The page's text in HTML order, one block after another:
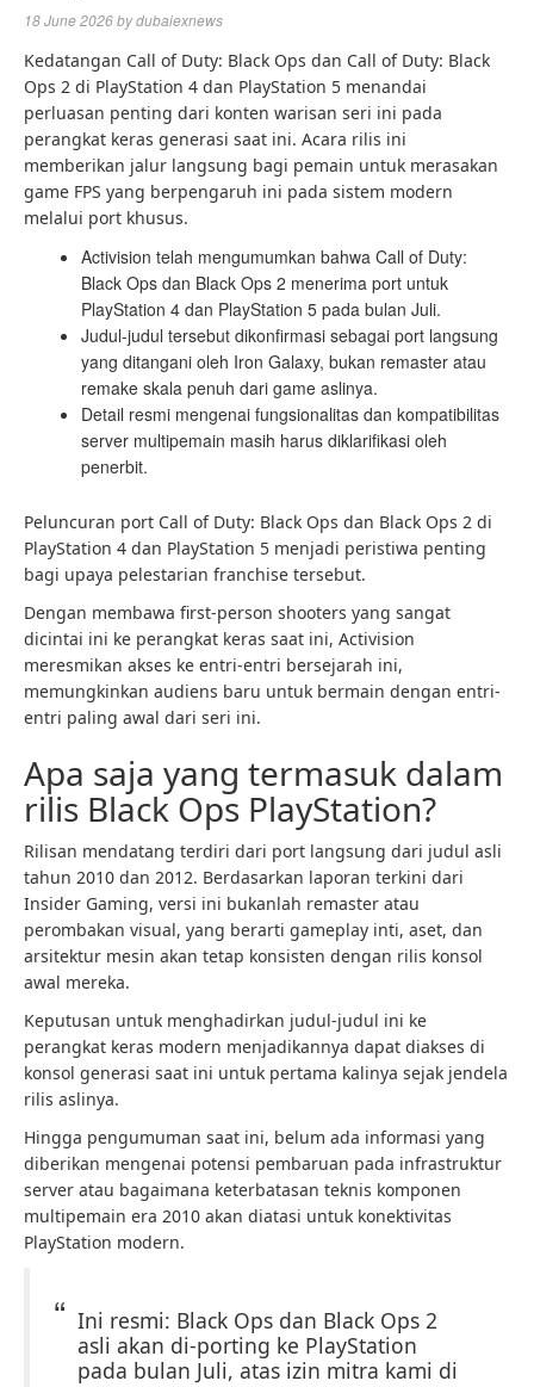
18 June 2026bydubaiexnews
Kedatangan Call of Duty: Black Ops dan Call of Duty: Black
Ops 2 di PlayStation 4 dan PlayStation 5 menandai
perluasan penting dari konten warisan seri ini pada
perangkat keras generasi saat ini. Acara rilis ini
memberikan jalur langsung bagi pemain untuk merasakan
game FPS yang berpengaruh ini pada sistem modern
melalui port khusus.
Activision telah mengumumkan bahwa Call of Duty:
Black Ops dan Black Ops 2 menerima port untuk
PlayStation 4 dan PlayStation 5 pada bulan Juli.
Judul-judul tersebut dikonfirmasi sebagai port langsung
yang ditangani oleh Iron Galaxy, bukan remaster atau
remake skala penuh dari game aslinya.
Detail resmi mengenai fungsionalitas dan kompatibilitas
server multipemain masih harus diklarifikasi oleh
penerbit.
Peluncuran port Call of Duty: Black Ops dan Black Ops 2 di
PlayStation 4 dan PlayStation 5 menjadi peristiwa penting
bagi upaya pelestarian franchise tersebut.
Dengan membawa first-person shooters yang sangat
dicintai ini ke perangkat keras saat ini, Activision
meresmikan akses ke entri-entri bersejarah ini,
memungkinkan audiens baru untuk bermain dengan entri-
entri paling awal dari seri ini.
Apa saja yang termasuk dalam
rilis Black Ops PlayStation?
Rilisan mendatang terdiri dari port langsung dari judul asli
tahun 2010 dan 2012. Berdasarkan laporan terkini dari
Insider Gaming, versi ini bukanlah remaster atau
perombakan visual, yang berarti gameplay inti, aset, dan
arsitektur mesin akan tetap konsisten dengan rilis konsol
awal mereka.
Keputusan untuk menghadirkan judul-judul ini ke
perangkat keras modern menjadikannya dapat diakses di
konsol generasi saat ini untuk pertama kalinya sejak jendela
rilis aslinya.
Hingga pengumuman saat ini, belum ada informasi yang
diberikan mengenai potensi pembaruan pada infrastruktur
server atau bagaimana keterbatasan teknis komponen
multipemain era 2010 akan diatasi untuk konektivitas
PlayStation modern.
Ini resmi: Black Ops dan Black Ops 2
asli akan di-porting ke PlayStation
pada bulan Juli, atas izin mitra kami di